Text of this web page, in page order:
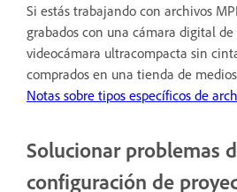
Si estás trabajando con archivos
grabados con una cámara digital
videocámara ultracompacta sin
comprados en una tienda de
Notas sobre tipos específicos de
Solucionar problemas
configuración de